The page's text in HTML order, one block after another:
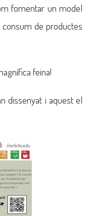
fomentar un model
consum de productes
feina!
dissenyat i aquest el